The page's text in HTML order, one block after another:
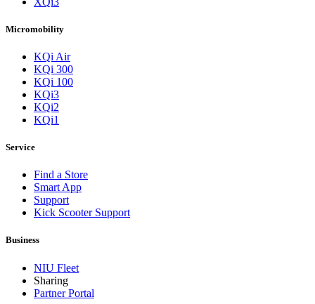
Micromobility
KQi Air
KQi 300
KQi 100
KQi3
KQi2
KQi1
Service
Find a Store
Smart App
Support
Kick Scooter Support
Business
NIU Fleet
Sharing
Partner Portal